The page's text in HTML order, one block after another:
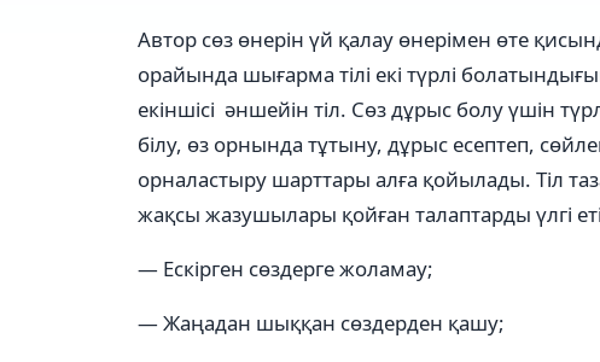
Автор сөз өнерін үй қалау өнерімен өте
орайында шығарма тілі екі түрлі
екіншісі әншейін тіл. Сөз дұрыс болу үшін
білу, өз орнында тұтыну, дұрыс есептеп,
орналастыру шарттары алға қойылады. Тіл
жақсы жазушылары қойған талаптарды үлгі
— Ескірген сөздерге жоламау;
— Жаңадан шыққан сөздерден қашу;